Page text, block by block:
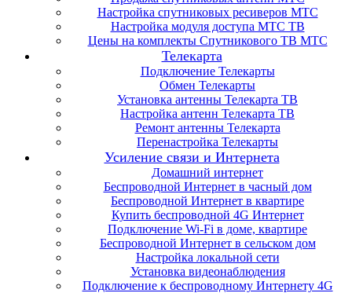
Настройка спутниковых ресиверов МТС
Настройка модуля доступа МТС ТВ
Цены на комплекты Спутникового ТВ МТС
Телекарта
Подключение Телекарты
Обмен Телекарты
Установка антенны Телекарта ТВ
Настройка антенн Телекарта ТВ
Ремонт антенны Телекарта
Перенастройка Телекарты
Усиление связи и Интернета
Домашний интернет
Беспроводной Интернет в часный дом
Беспроводной Интернет в квартире
Купить беспроводной 4G Интернет
Подключение Wi-Fi в доме, квартире
Беспроводной Интернет в сельском дом
Настройка локальной сети
Установка видеонаблюдения
Подключение к беспроводному Интернету 4G